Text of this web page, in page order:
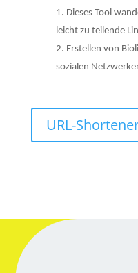
Dieses Tool
leicht zu teilende
Erstellen von
sozialen
URL-